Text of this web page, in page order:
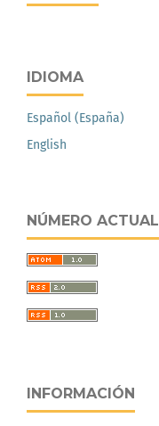
IDIOMA
Español (España)
English
NÚMERO ACTUAL
INFORMACIÓN